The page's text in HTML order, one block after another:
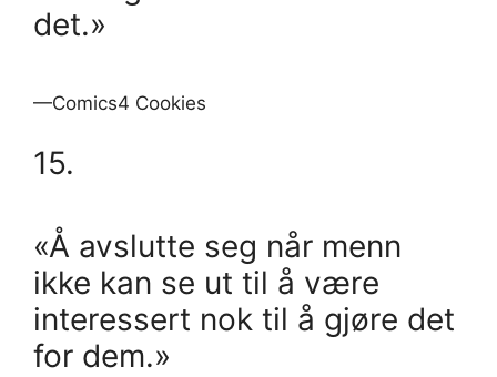
det.»
—Comics4 Cookies
15.
«Å avslutte seg når menn
ikke kan se ut til å være
interessert nok til å gjøre det
for dem.»